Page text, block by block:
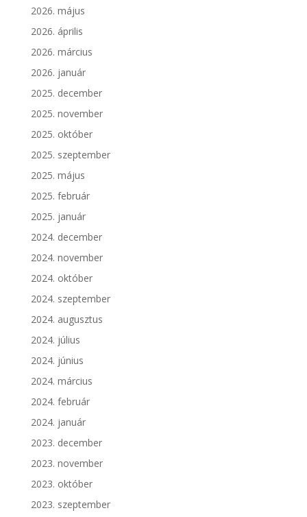
2026. május
2026. április
2026. március
2026. január
2025. december
2025. november
2025. október
2025. szeptember
2025. május
2025. február
2025. január
2024. december
2024. november
2024. október
2024. szeptember
2024. augusztus
2024. július
2024. június
2024. március
2024. február
2024. január
2023. december
2023. november
2023. október
2023. szeptember